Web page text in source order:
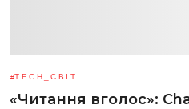
TECH_СВІТ
«Читання вголос»: